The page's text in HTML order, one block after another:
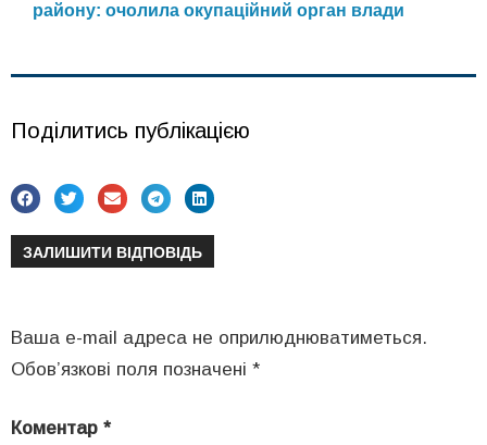
району: очолила окупаційний орган влади
Поділитись публікацією
ЗАЛИШИТИ ВІДПОВІДЬ
Ваша e-mail адреса не оприлюднюватиметься.
Обов’язкові поля позначені *
Коментар *